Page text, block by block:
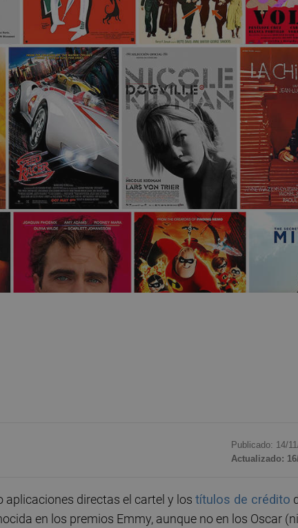
Publicado: 14/
Actualizado:
aplicaciones directas el cartel y los títulos de crédito
en los premios Emmy, aunque no en los Oscar